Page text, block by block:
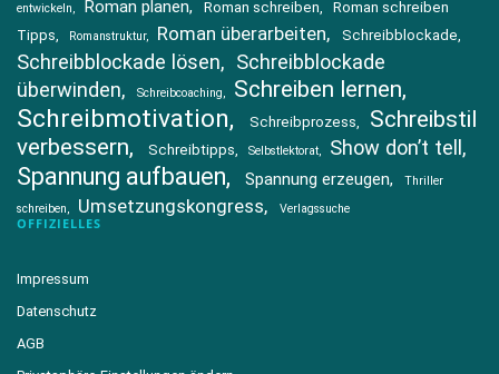
entwickeln
Roman planen Roman schreiben
Roman schreiben
Tipps
Romanstruktur Roman überarbeiten Schreibblockade
Schreibblockade lösen
Schreibblockade
überwinden
Schreibcoaching Schreiben lernen
Schreibmotivation Schreibprozess
Schreibstil
verbessern
Schreibtipps Selbstlektorat Show don’t tell
Spannung aufbauen Spannung erzeugen
Thriller
schreiben
Umsetzungskongress Verlagssuche
OFFIZIELLES
Impressum
Datenschutz
AGB